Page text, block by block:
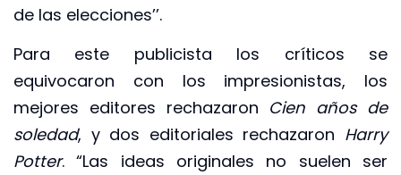
de las elecciones’’.
Para este publicista los críticos se
equivocaron con los impresionistas, los
mejores editores rechazaron Cien años de
soledad, y dos editoriales rechazaron Harry
Potter. “Las ideas originales no suelen ser